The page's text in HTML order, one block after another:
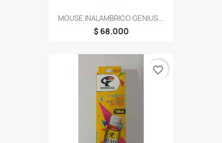
MOUSE INALAMBRICO GENIUS...
$ 68.000
favorite_border